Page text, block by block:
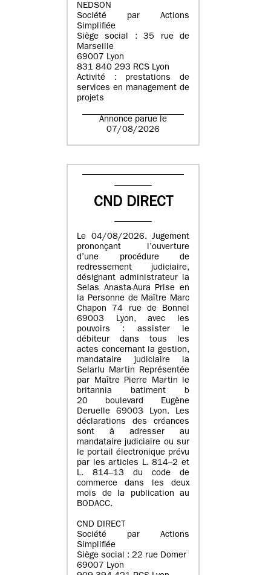
NEDSON
Société par Actions
Simplifiée
Siège social : 35 rue de
Marseille
69007 Lyon
831 840 293 RCS Lyon
Activité : prestations de
services en management de
projets
Annonce parue le
07/08/2026
CND DIRECT
Le 04/08/2026. Jugement
prononçant l’ouverture
d’une procédure de
redressement judiciaire,
désignant administrateur la
Selas Anasta-Aura Prise en
la Personne de Maître Marc
Chapon 74 rue de Bonnel
69003 Lyon, avec les
pouvoirs : assister le
débiteur dans tous les
actes concernant la gestion,
mandataire judiciaire la
Selarlu Martin Représentée
par Maître Pierre Martin le
britannia batiment b
20 boulevard Eugène
Deruelle 69003 Lyon. Les
déclarations des créances
sont à adresser au
mandataire judiciaire ou sur
le portail électronique prévu
par les articles L. 814–2 et
L. 814–13 du code de
commerce dans les deux
mois de la publication au
BODACC.
CND DIRECT
Société par Actions
Simplifiée
Siège social : 22 rue Domer
69007 Lyon